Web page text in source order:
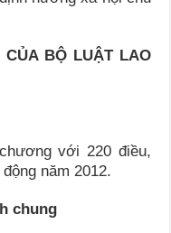
CỦA BỘ LUẬT LAO
với 220 điều,
năm 2012.
chung